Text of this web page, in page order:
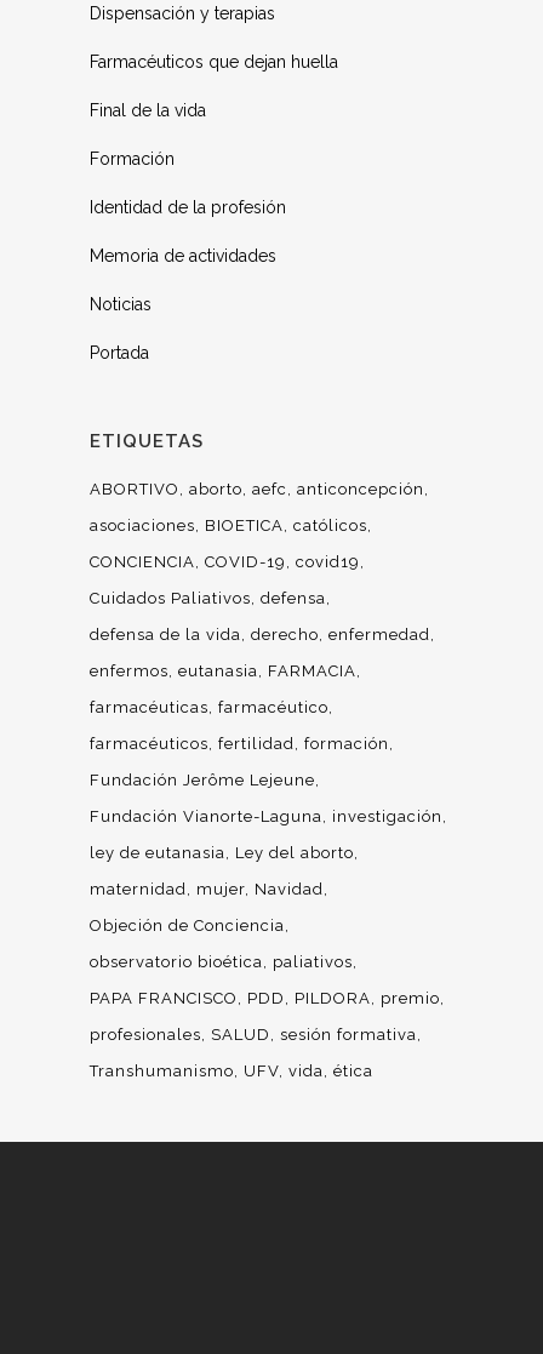
Dispensación y terapias
Farmacéuticos que dejan huella
Final de la vida
Formación
Identidad de la profesión
Memoria de actividades
Noticias
Portada
ETIQUETAS
ABORTIVO aborto aefc
anticoncepción
asociaciones
BIOETICA católicos
CONCIENCIA COVID-19
covid19
Cuidados Paliativos defensa
defensa de la vida derecho enfermedad
enfermos eutanasia
FARMACIA
farmacéuticas farmacéutico
farmacéuticos fertilidad formación
Fundación Jerôme Lejeune
Fundación Vianorte-Laguna
investigación
ley de eutanasia
Ley del aborto
maternidad
mujer Navidad
Objeción de Conciencia
observatorio bioética
paliativos
PAPA FRANCISCO
PDD PILDORA
premio
profesionales
SALUD
sesión formativa
Transhumanismo
UFV vida ética